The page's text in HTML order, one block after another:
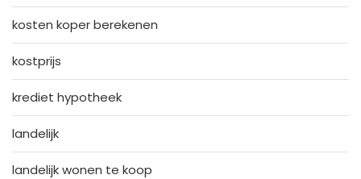
kosten koper berekenen
kostprijs
krediet hypotheek
landelijk
landelijk wonen te koop